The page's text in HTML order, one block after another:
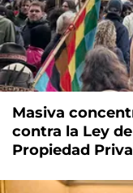
Masiva
contra la Ley
Propiedad